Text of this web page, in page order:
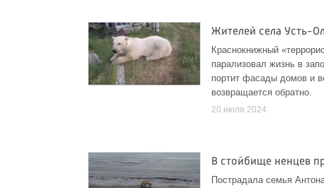
Жителей села Усть-
Краснокнижный
парализовал жизнь в
портит фасады домов и
возвращается обратно.
20 июля 2024
В стойбище ненцев
Пострадала семья